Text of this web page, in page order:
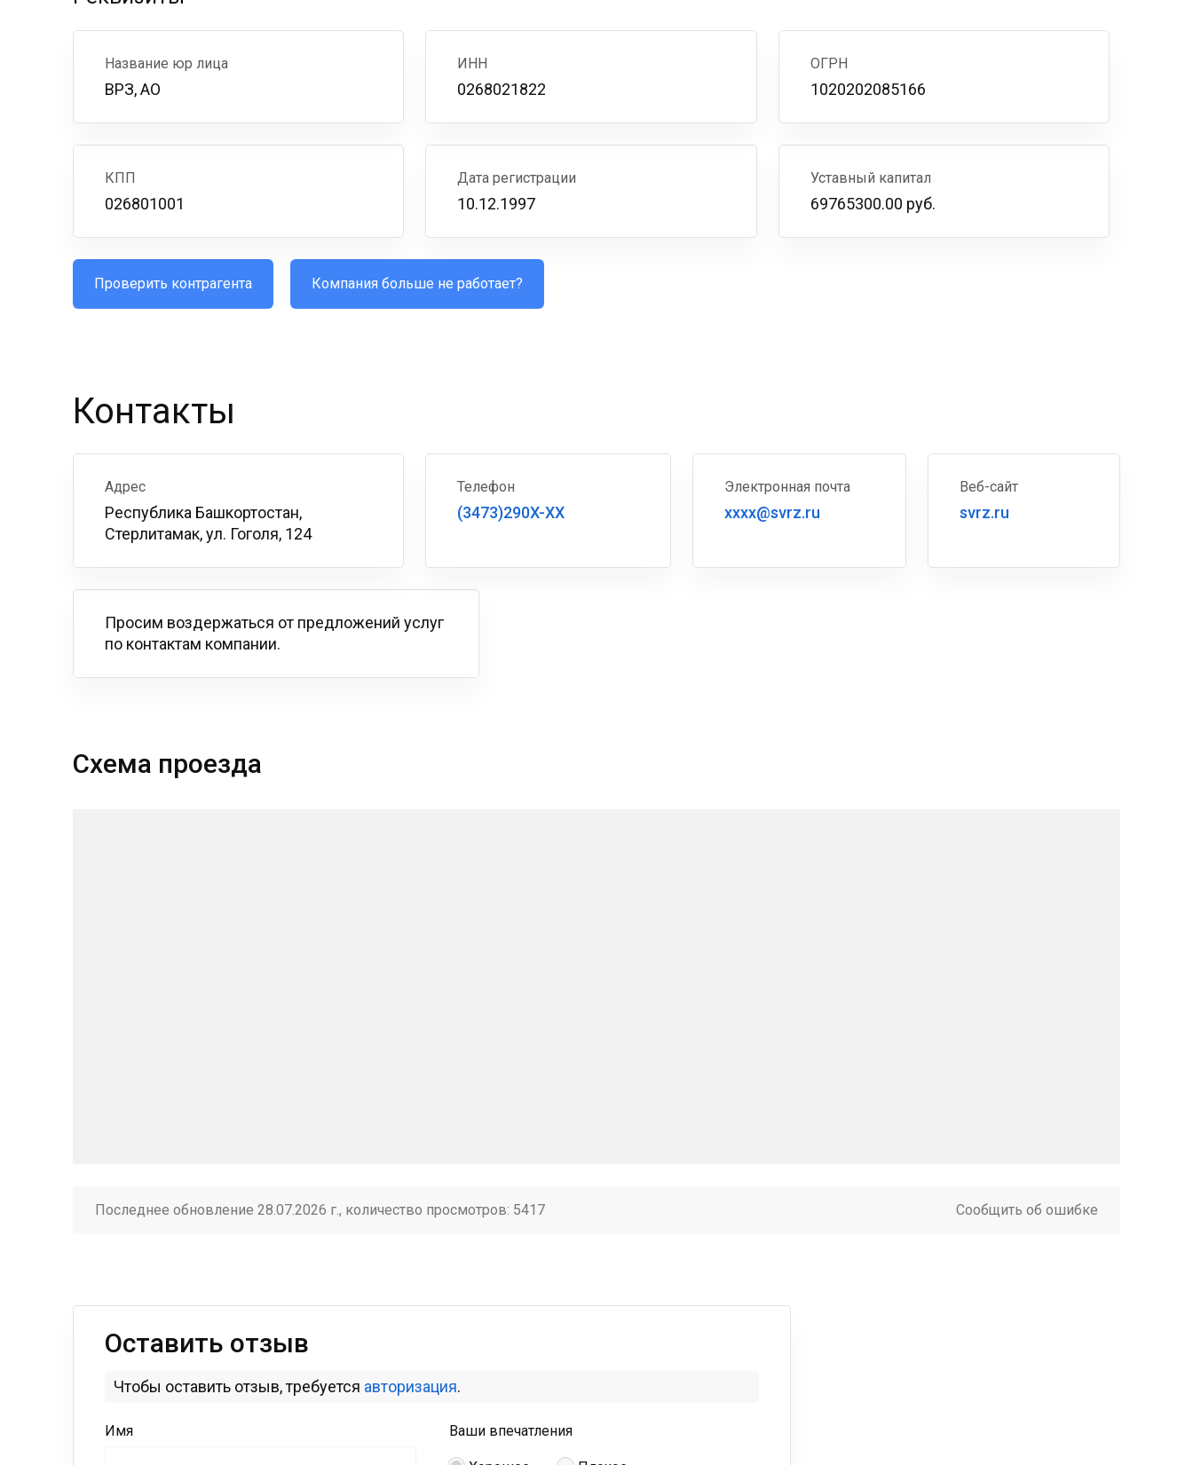
Название юр лица
ВРЗ, АО
ИНН
0268021822
ОГРН
1020202085166
КПП
026801001
Дата регистрации
10.12.1997
Уставный капитал
69765300.00 руб.
Проверить контрагента Компания больше не работает?
Контакты
Адрес
Республика Башкортостан,
Стерлитамак, ул. Гоголя, 124
Телефон
(3473)290X-XX
Электронная почта
xxxx@svrz.ru
Веб-сайт
svrz.ru
Просим воздержаться от предложений услуг
по контактам компании.
Схема проезда
Последнее обновление 28.07.2026 г., количество просмотров: 5417 Сообщить об ошибке
Оставить отзыв
Чтобы оставить отзыв, требуется авторизация.
Имя Ваши впечатления